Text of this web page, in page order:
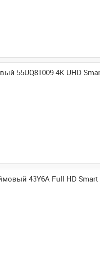
55UQ81009 4K UHD
43Y6A Full HD Smart